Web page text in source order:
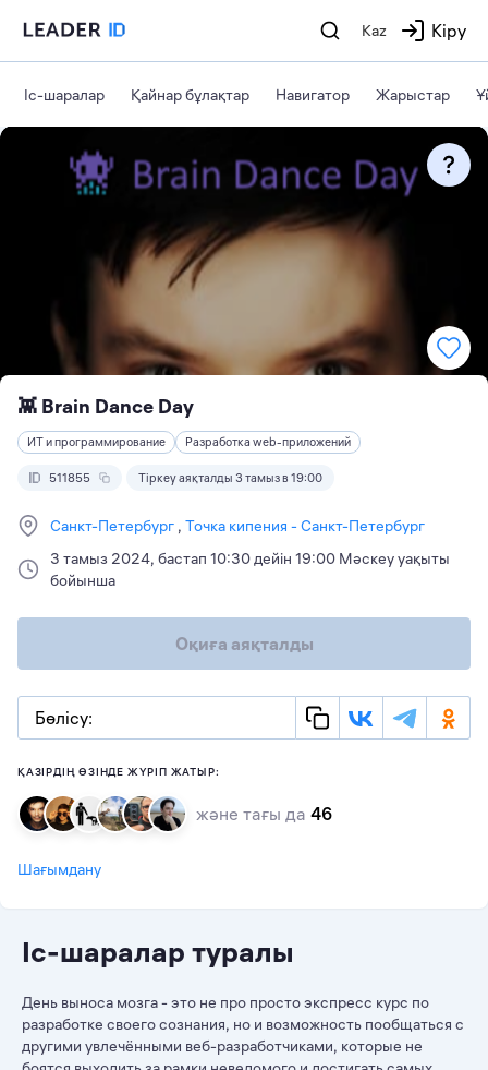
Kaz Кіру
Іс-шаралар Қайнар бұлақтар Навигатор Жарыстар
👾 Brain Dance Day
ИТ и программирование Разработка web-приложений
511855 Тіркеу аяқталды 3 тамыз в 19:00
Санкт-Петербург Точка кипения - Санкт-Петербург
3 тамыз 2024, бастап 10:30 дейін 19:00 Мәскеу уақыты
бойынша
Оқиға аяқталды
Бөлісу:
ҚАЗІРДІҢ ӨЗІНДЕ ЖҮРІП ЖАТЫР:
және тағы да 46
Шағымдану
Іс-шаралар туралы
День выноса мозга - это не про просто экспресс курс по
разработке своего сознания, но и возможность пообщаться с
другими увлечёнными веб-разработчиками, которые не